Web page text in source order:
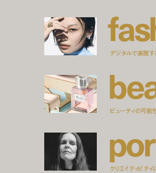
fas
デジタルで表現す
be
ビューティの可能
por
クリエイティビテ